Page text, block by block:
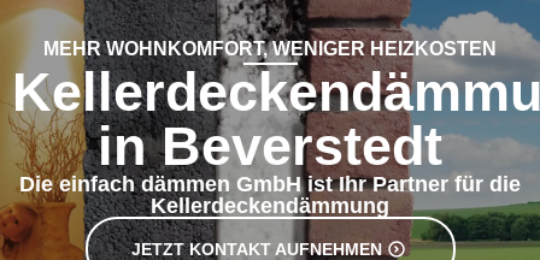
MEHR WOHNKOMFORT, WENIGER HEIZKOSTEN
in Beverstedt
Die einfach dämmen GmbH ist Ihr Partner für die
Kellerdeckendämmung
JETZT KONTAKT AUFNEHMEN